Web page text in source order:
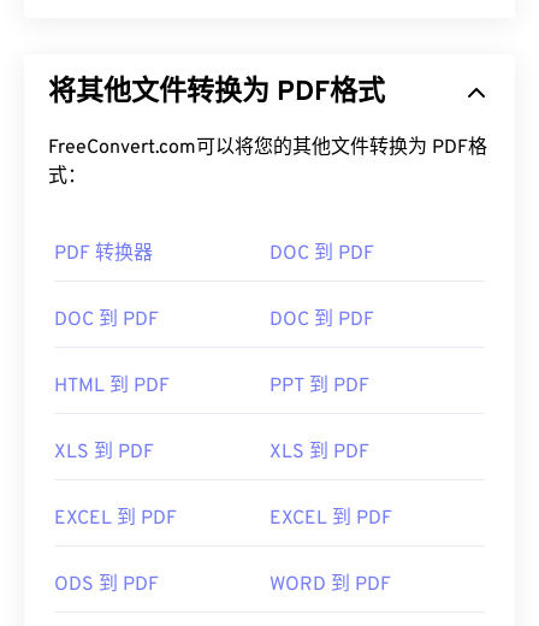
PHOTO Laboratory软件，该软件是打开 PEF 的默认
软件。另一个常用的 PEF 查看程序是PENTAX
PHOTO Browser。另一个非 Pentax 程序是Adob​​e
Photoshop Lightroom
Microsoft Windows 和 macOS，Adobe Photoshop
和 Adob​​e Photoshop Lightroom都非常适合打开和转
台且免费的。PEF 通常转换为 Adob​​e 数字负片原始
JPG（ PEF 转 JPEG ）或便携式网络图形（
开发者：理光映像株式会社
之一。PDF 之所以如此受欢迎，是因为它可以保留
都始终保持一致。
大多数人需要打开 PDF 时都会直接使用
无疑是市面上最受欢迎
的免费 PDF 阅读器
你可能永远不需要或不想使用的功能。
以自动打开 PDF 文件。您可能需要也可能不需要插
如果您需要更多功能，我强烈推荐SumatraPDF
开发者：
将其他文件转换为 PDF格式
FreeConvert.com可以将您的其他文件转换为 PDF格
式：
PDF 转换器 DOC 到 PDF
DOC 到 PDF DOC 到 PDF
HTML 到 PDF PPT 到 PDF
XLS 到 PDF XLS 到 PDF
EXCEL 到 PDF EXCEL 到 PDF
ODS 到 PDF WORD 到 PDF